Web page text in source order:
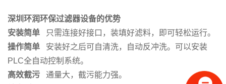
深圳环润环保过滤器设备的优势
安装简单 只需连接好接口，装填好滤料，即可轻松运行。
操作简单
安装好之后可自清洗，自动反冲洗。可以安装
PLC全自动控制系统。
高效截污 通量大，截污能力强。